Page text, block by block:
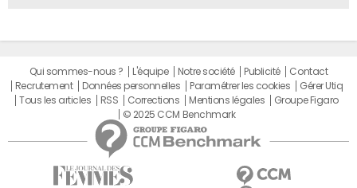
Qui sommes-nous ? L'équipe Notre société Publicité
Contact
Recrutement
Données personnelles Paramétrer les cookies
Gérer Utiq
Tous les articles
RSS Corrections Mentions légales
Groupe Figaro
© 2025 CCM Benchmark